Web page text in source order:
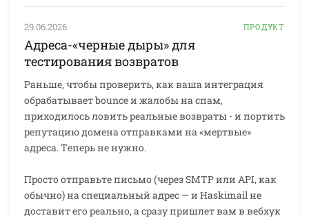
29.06.2026 ПРОДУКТ
Адреса-«черные дыры» для
тестирования возвратов
Раньше, чтобы проверить, как ваша интеграция
обрабатывает bounce и жалобы на спам,
приходилось ловить реальные возвраты - и портить
репутацию домена отправками на «мертвые»
адреса. Теперь не нужно.
Просто отправьте письмо (через SMTP или API, как
обычно) на специальный адрес — и Haskimail не
доставит его реально, а сразу пришлет вам в вебхук